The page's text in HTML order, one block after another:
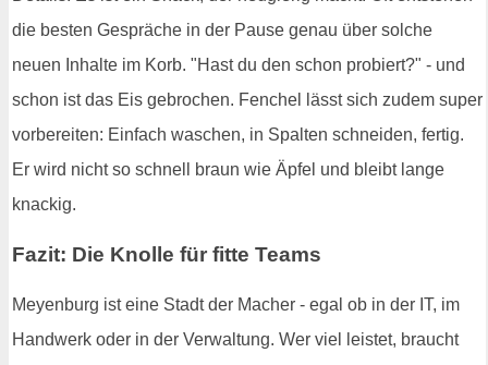
die besten Gespräche in der Pause genau über solche
neuen Inhalte im Korb. "Hast du den schon probiert?" - und
schon ist das Eis gebrochen. Fenchel lässt sich zudem super
vorbereiten: Einfach waschen, in Spalten schneiden, fertig.
Er wird nicht so schnell braun wie Äpfel und bleibt lange
knackig.
Fazit: Die Knolle für fitte Teams
Meyenburg ist eine Stadt der Macher - egal ob in der IT, im
Handwerk oder in der Verwaltung. Wer viel leistet, braucht